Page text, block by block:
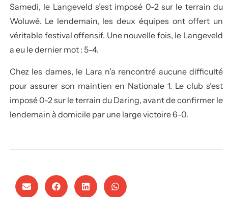
Samedi, le Langeveld s’est imposé 0-2 sur le terrain du
Woluwé. Le lendemain, les deux équipes ont offert un
véritable festival offensif. Une nouvelle fois, le Langeveld
a eu le dernier mot : 5-4.
Chez les dames, le Lara n’a rencontré aucune difficulté
pour assurer son maintien en Nationale 1. Le club s’est
imposé 0-2 sur le terrain du Daring, avant de confirmer le
lendemain à domicile par une large victoire 6-0.